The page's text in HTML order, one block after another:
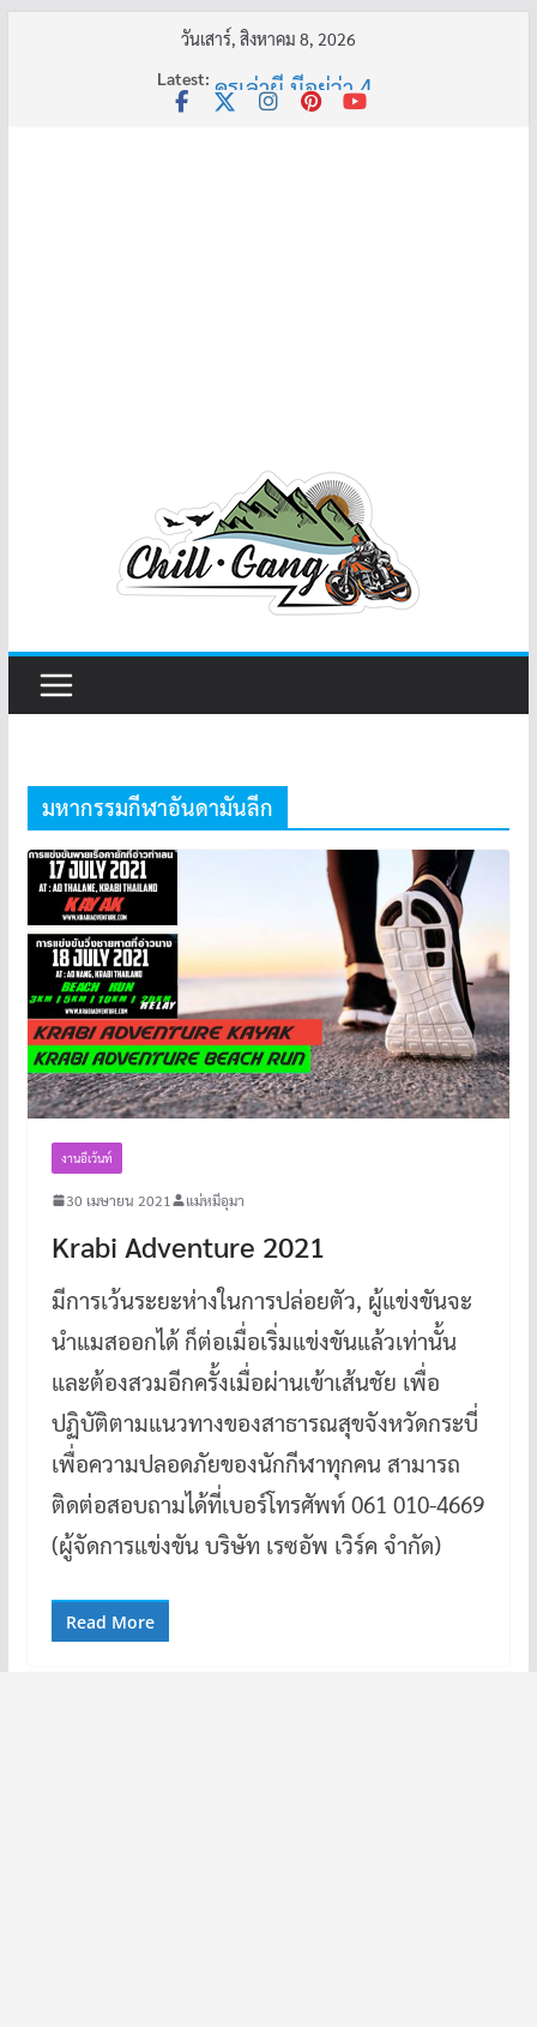
วันเสาร์, สิงหาคม 8, 2026
Latest: ครูเล่าผี มีอยู่ว่า 4
มหากรรมกีฬาอันดามันลีก
งานอีเว้นท์
30 เมษายน 2021 แม่หมีอุมา
Krabi Adventure 2021
มีการเว้นระยะห่างในการปล่อยตัว, ผู้แข่งขันจะ
นำแมสออกได้ ก็ต่อเมื่อเริ่มแข่งขันแล้วเท่านั้น
และต้องสวมอีกครั้งเมื่อผ่านเข้าเส้นชัย เพื่อ
ปฏิบัติตามแนวทางของสาธารณสุขจังหวัดกระบี่
เพื่อความปลอดภัยของนักกีฬาทุกคน สามารถ
ติดต่อสอบถามได้ที่เบอร์โทรศัพท์ 061 010-4669
(ผู้จัดการแข่งขัน บริษัท เรซอัพ เวิร์ค จำกัด)
Read More